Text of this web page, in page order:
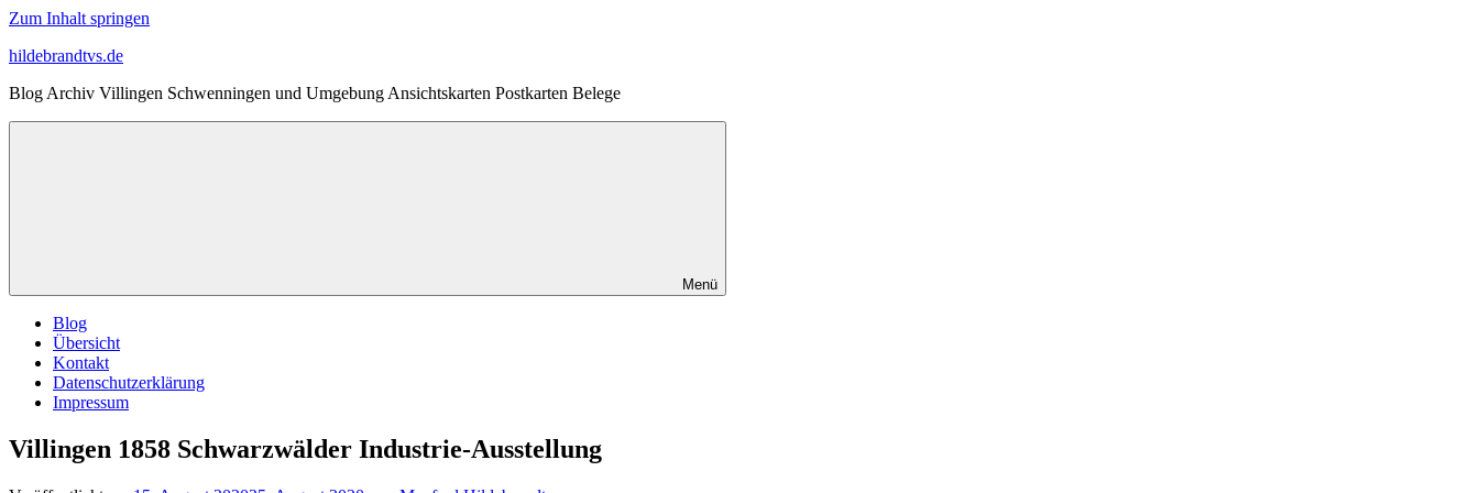
Zum Inhalt springen
hildebrandtvs.de
Blog Archiv Villingen Schwenningen und Umgebung Ansichtskarten Postkarten Belege
Menü
Blog
Übersicht
Kontakt
Datenschutzerklärung
Impressum
Villingen 1858 Schwarzwälder Industrie-Ausstellung